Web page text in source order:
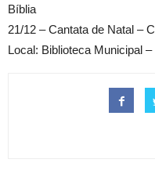
Bíblia
21/12 – Cantata de Natal –
Local: Biblioteca Municipal –